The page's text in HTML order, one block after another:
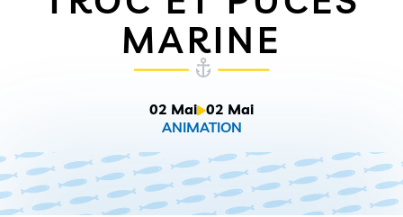
MARINE
02 Mai 02 Mai
ANIMATION